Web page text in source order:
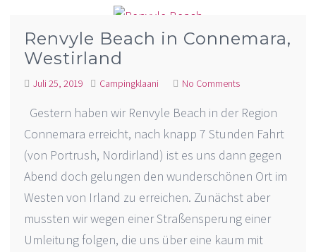
Renvyle Beach in Connemara,
Westirland
Juli 25, 2019 Campingklaani No Comments
Gestern haben wir Renvyle Beach in der Region
Connemara erreicht, nach knapp 7 Stunden Fahrt
(von Portrush, Nordirland) ist es uns dann gegen
Abend doch gelungen den wunderschönen Ort im
Westen von Irland zu erreichen. Zunächst aber
mussten wir wegen einer Straßensperung einer
Umleitung folgen, die uns über eine kaum mit